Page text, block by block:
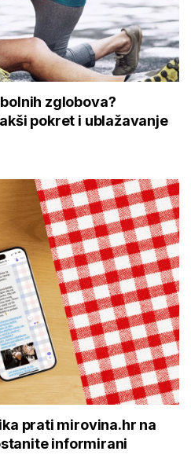
zglobova?
pokret i ublažavanje
prati mirovina.hr na
informirani